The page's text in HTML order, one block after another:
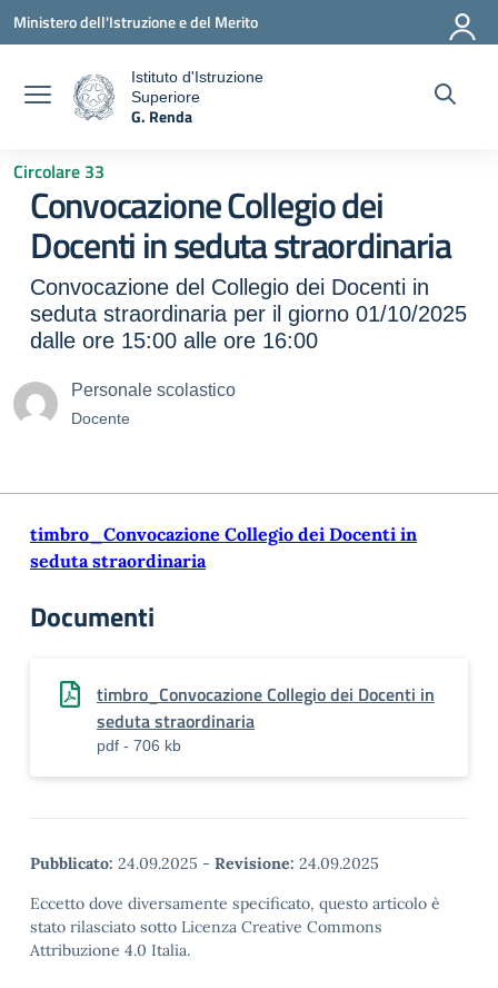
Vai ai contenuti
Vai al menu di navigazione
Vai al footer
Ministero dell'Istruzione e del Merito
Istituto d'Istruzione
Superiore
G. Renda
Circolare 33
Convocazione Collegio dei
Docenti in seduta straordinaria
Convocazione del Collegio dei Docenti in
seduta straordinaria per il giorno 01/10/2025
dalle ore 15:00 alle ore 16:00
Personale scolastico
Docente
timbro_Convocazione Collegio dei Docenti in
seduta straordinaria
Documenti
timbro_Convocazione Collegio dei Docenti in
seduta straordinaria
pdf - 706 kb
Pubblicato: 24.09.2025 - Revisione: 24.09.2025
Eccetto dove diversamente specificato, questo articolo è
stato rilasciato sotto Licenza Creative Commons
Attribuzione 4.0 Italia.